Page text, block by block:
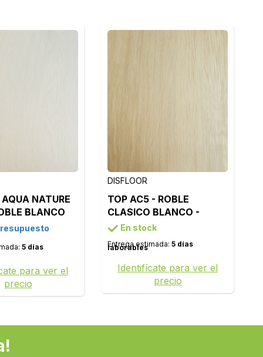
NATURE
BLANCO
- 35839
5 días
para ver el
precio
DISFLOOR
TOP AC5 - ROBLE
CLASICO BLANCO -
33870
En stock
Entrega estimada:5 días
laborables
Identifícate para ver el
precio